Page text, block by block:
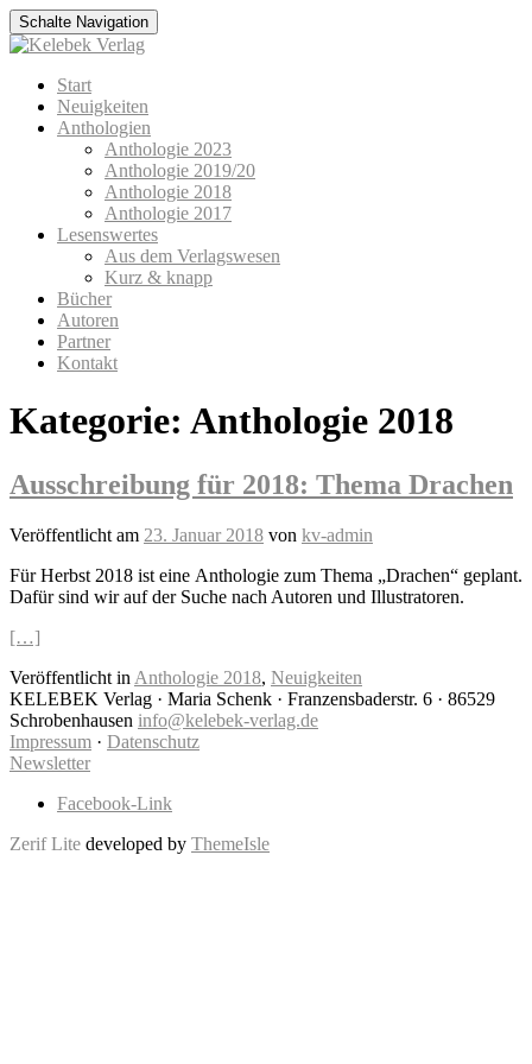
Schalte Navigation
Zum
Inhalt
springen
Start
Neuigkeiten
Anthologien
Anthologie 2023
Anthologie 2019/20
Anthologie 2018
Anthologie 2017
Lesenswertes
Aus dem Verlagswesen
Kurz & knapp
Bücher
Autoren
Partner
Kontakt
Kategorie: Anthologie 2018
Ausschreibung für 2018: Thema Drachen
Veröffentlicht am 23. Januar 2018 von kv-admin
Für Herbst 2018 ist eine Anthologie zum Thema „Drachen“ geplant.
Dafür sind wir auf der Suche nach Autoren und Illustratoren.
[…]
Veröffentlicht in Anthologie 2018, Neuigkeiten
KELEBEK Verlag · Maria Schenk · Franzensbaderstr. 6 · 86529
Schrobenhausen info@kelebek-verlag.de
Impressum · Datenschutz
Newsletter
Facebook-Link
Zerif Lite developed by ThemeIsle